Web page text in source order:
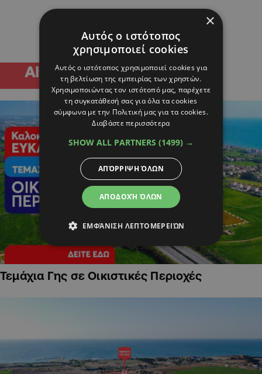
Τεμάχια Γης σε Οικιστικές Περιοχές
×
Αυτός ο ιστότοπος
χρησιμοποιεί cookies
Αυτός ο ιστότοπος χρησιμοποιεί cookies για
τη βελτίωση της εμπειρίας των χρηστών.
Χρησιμοποιώντας τον ιστότοπό μας, παρέχετε
τη συγκατάθεσή σας για όλα τα cookies
σύμφωνα με την Πολιτική μας για τα cookies.
Διαβάστε περισσότερα
SHOW ALL PARTNERS (1499) →
ΑΠΟΔΟΧΉ ΌΛΩΝ
ΑΠΌΡΡΙΨΗ ΌΛΩΝ
ΕΜΦΆΝΙΣΗ ΛΕΠΤΟΜΕΡΕΙΏΝ